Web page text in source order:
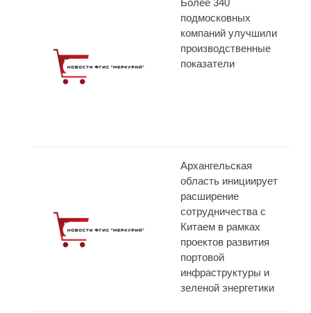
подмосковных
компаний улучшили
производственные
показатели
Архангельская
область инициирует
расширение
сотрудничества с
Китаем в рамках
проектов развития
портовой
инфраструктуры и
зеленой энергетики